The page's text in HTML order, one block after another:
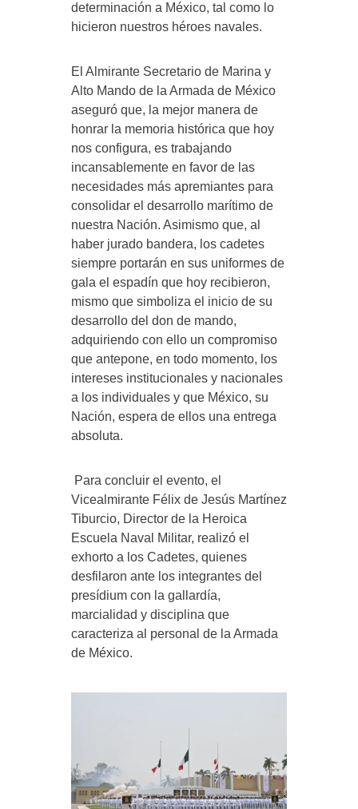
determinación a México, tal como lo
hicieron nuestros héroes navales.
El Almirante Secretario de Marina y
Alto Mando de la Armada de México
aseguró que, la mejor manera de
honrar la memoria histórica que hoy
nos configura, es trabajando
incansablemente en favor de las
necesidades más apremiantes para
consolidar el desarrollo marítimo de
nuestra Nación. Asimismo que, al
haber jurado bandera, los cadetes
siempre portarán en sus uniformes de
gala el espadín que hoy recibieron,
mismo que simboliza el inicio de su
desarrollo del don de mando,
adquiriendo con ello un compromiso
que antepone, en todo momento, los
intereses institucionales y nacionales
a los individuales y que México, su
Nación, espera de ellos una entrega
absoluta.
Para concluir el evento, el
Vicealmirante Félix de Jesús Martínez
Tiburcio, Director de la Heroica
Escuela Naval Militar, realizó el
exhorto a los Cadetes, quienes
desfilaron ante los integrantes del
presídium con la gallardía,
marcialidad y disciplina que
caracteriza al personal de la Armada
de México.